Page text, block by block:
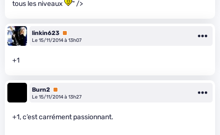
tous les niveaux
" />
linkin623 Premium
Le 15/11/2014 à 13h07
+1
Burn2 Premium
Le 15/11/2014 à 13h27
+1, c’est carrément passionnant.